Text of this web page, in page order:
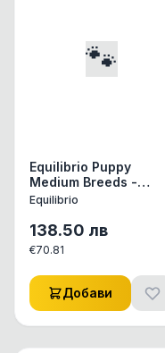
🐾
Equilibrio Puppy
Medium Breeds -
Пълноценна храна за
кученца от средни
породи 12 + 2 кг
Equilibrio
138.50 лв
€70.81
Добави